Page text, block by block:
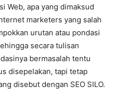
Web, apa yang dimaksud
marketers yang salah
urutan atau pondasi
secara tulisan
bermasalah tentu
disepelakan, tapi tetap
disebut dengan SEO SILO.